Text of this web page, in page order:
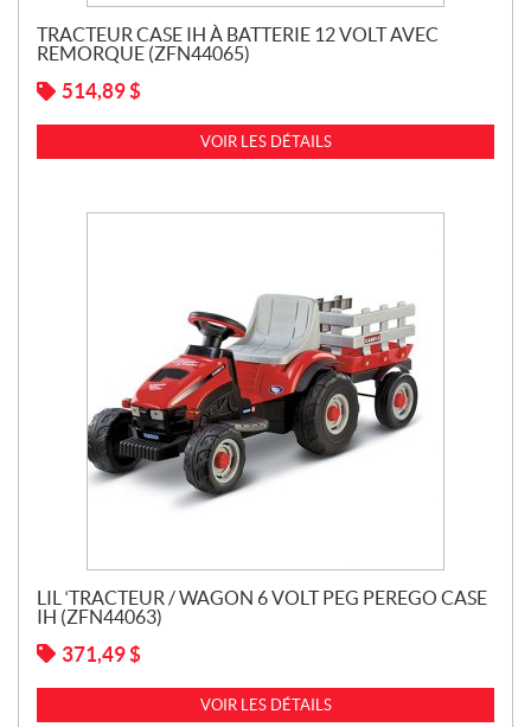
TRACTEUR CASE IH À BATTERIE 12 VOLT AVEC
REMORQUE (ZFN44065)
514,89$
VOIR LES DÉTAILS
LIL ‘TRACTEUR / WAGON 6 VOLT PEG PEREGO CASE
IH (ZFN44063)
371,49$
VOIR LES DÉTAILS